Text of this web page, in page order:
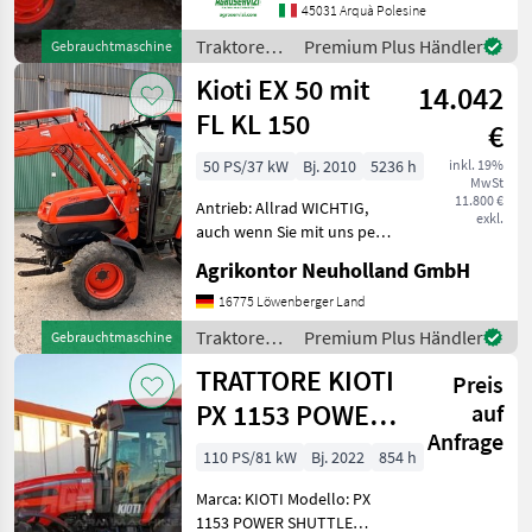
Gebrauchtmaschine
Trasmissione: POWER
SHUTTLE 32 + 32
MECCANICO Inversore:
ELETTROIDRA
45031 Arquà Polesine
Traktoren /
Kioti
Premium Plus Händler
Gebrauchtmaschine
Kioti EX 50 mit
FL KL 150
14.042
€
inkl. 19%
MwSt
11.800 €
exkl.
50 PS/37 kW Bj. 2010
5236 h
Antrieb: Allrad WICHTIG,
auch wenn Sie mit uns per
chatten und daraufhin
Maschinen kaufen, bitte
kontrollieren Sie die
Auftragsbestätigung, Pro
Agrikontor Neuholland GmbH
16775 Löwenberger Land
Traktoren /
Kioti
Premium Plus Händler
TRATTORE KIOTI
PX 1153 POWER
SHUTTLE (ANNO
Preis
auf
Anfrage
110 PS/81 kW Bj. 2022
854 h
Marca: KIOTI Modello: PX
1153 POWER SHUTTLE